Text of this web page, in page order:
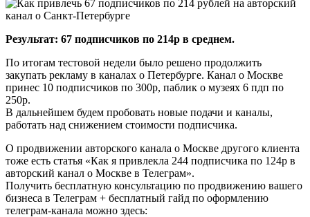
Результат: 67 подписчиков по 214р в среднем.
По итогам тестовой недели было решено продолжить
закупать рекламу в каналах о Петербурге. Канал о Москве
принес 10 подписчиков по 300р, паблик о музеях 6 пдп по
250р.
В дальнейшем будем пробовать новые подачи и каналы,
работать над снижением стоимости подписчика.
О продвижении авторского канала о Москве другого клиента
тоже есть статья «Как я привлекла 244 подписчика по 124р в
авторский канал о Москве в Телеграм».
Получить бесплатную консультацию по продвижению вашего
бизнеса в Телеграм + бесплатный гайд по оформлению
телеграм-канала можно здесь: